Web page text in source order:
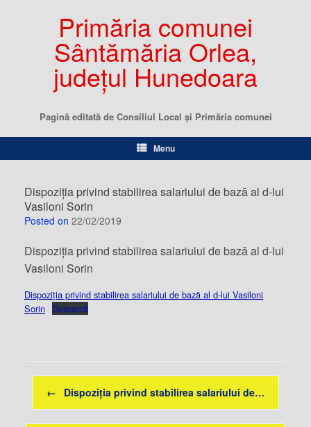
Primăria comunei
Sântămăria Orlea,
județul Hunedoara
Pagină editată de Consiliul Local şi Primăria comunei
Menu
Dispoziția privind stabilirea salariului de bază al d-lui
Vasiloni Sorin
Posted on 22/02/2019
Dispoziția privind stabilirea salariului de bază al d-lui
Vasiloni Sorin
Dispoziția privind stabilirea salariului de bază al d-lui Vasiloni
Sorin Descarcă
Post navigation
← Dispoziția privind stabilirea salariului de…